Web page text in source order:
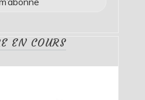
EN COURS